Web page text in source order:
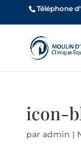
Téléphone
icon-
par admin |